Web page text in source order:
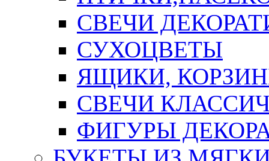
СВЕЧИ
СУХОЦВЕТЫ
ЯЩИКИ,
СВЕЧИ
ФИГУРЫ